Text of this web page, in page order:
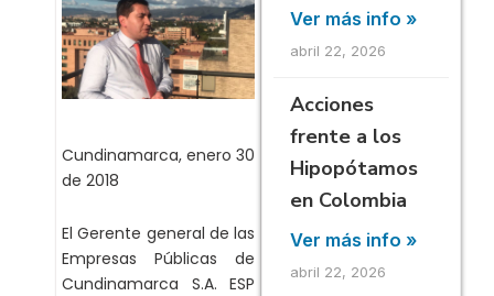
Cundinamarca, enero 30
de 2018
El Gerente general de las
Empresas Públicas de
Cundinamarca S.A. ESP
Ver más info »
abril 22, 2026
Acciones
frente a los
Hipopótamos
en Colombia
Ver más info »
abril 22, 2026